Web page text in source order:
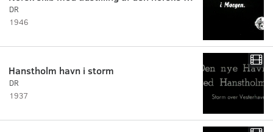
DR
1946
Hanstholm havn i storm
DR
1937